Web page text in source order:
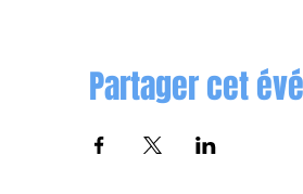
Partager cet